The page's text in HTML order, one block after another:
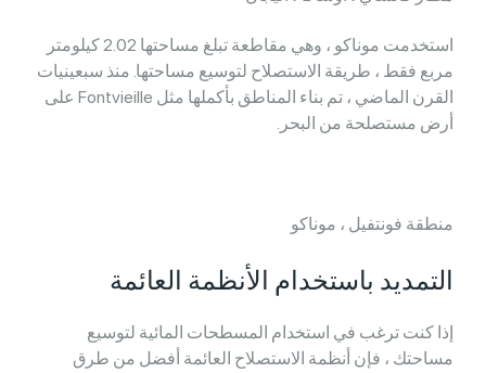
استخدمت موناكو ، وهي مقاطعة تبلغ مساحتها 2.02 كيلومتر
مربع فقط ، طريقة الاستصلاح لتوسيع مساحتها. منذ سبعينيات
القرن الماضي ، تم بناء المناطق بأكملها مثل Fontvieille على
أرض مستصلحة من البحر.
منطقة فونتفيل ، موناكو
التمديد باستخدام الأنظمة العائمة
إذا كنت ترغب في استخدام المسطحات المائية لتوسيع
مساحتك ، فإن أنظمة الاستصلاح العائمة أفضل من طرق